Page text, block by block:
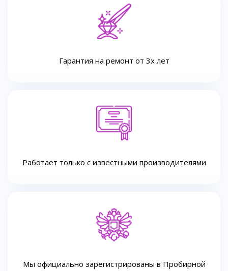
Гарантия на ремонт от 3х лет
Работает только с известными производителями
Мы официально зарегистрированы в Пробирной